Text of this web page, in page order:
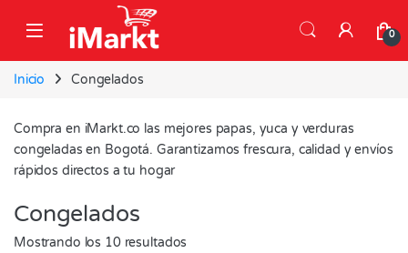
0
Inicio Congelados
Compra en iMarkt.co las mejores papas, yuca y verduras
congeladas en Bogotá. Garantizamos frescura, calidad y envíos
rápidos directos a tu hogar
Congelados
Mostrando los 10 resultados